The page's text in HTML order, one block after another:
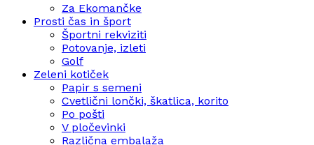
Za Ekomančke
Prosti čas in šport
Športni rekviziti
Potovanje, izleti
Golf
Zeleni kotiček
Papir s semeni
Cvetlični lončki, škatlica, korito
Po pošti
V pločevinki
Različna embalaža